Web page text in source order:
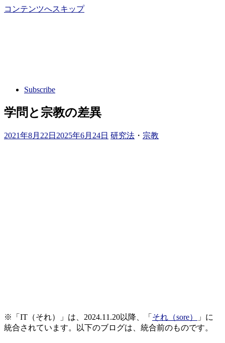
コンテンツへスキップ
Subscribe
学問と宗教の差異
2021年8月22日 2025年6月24日 研究法 ・ 宗教
※「IT（それ）」は、2024.11.20以降、「 それ（sore）
」に
統合されています。以下のブログは、統合前のものです。